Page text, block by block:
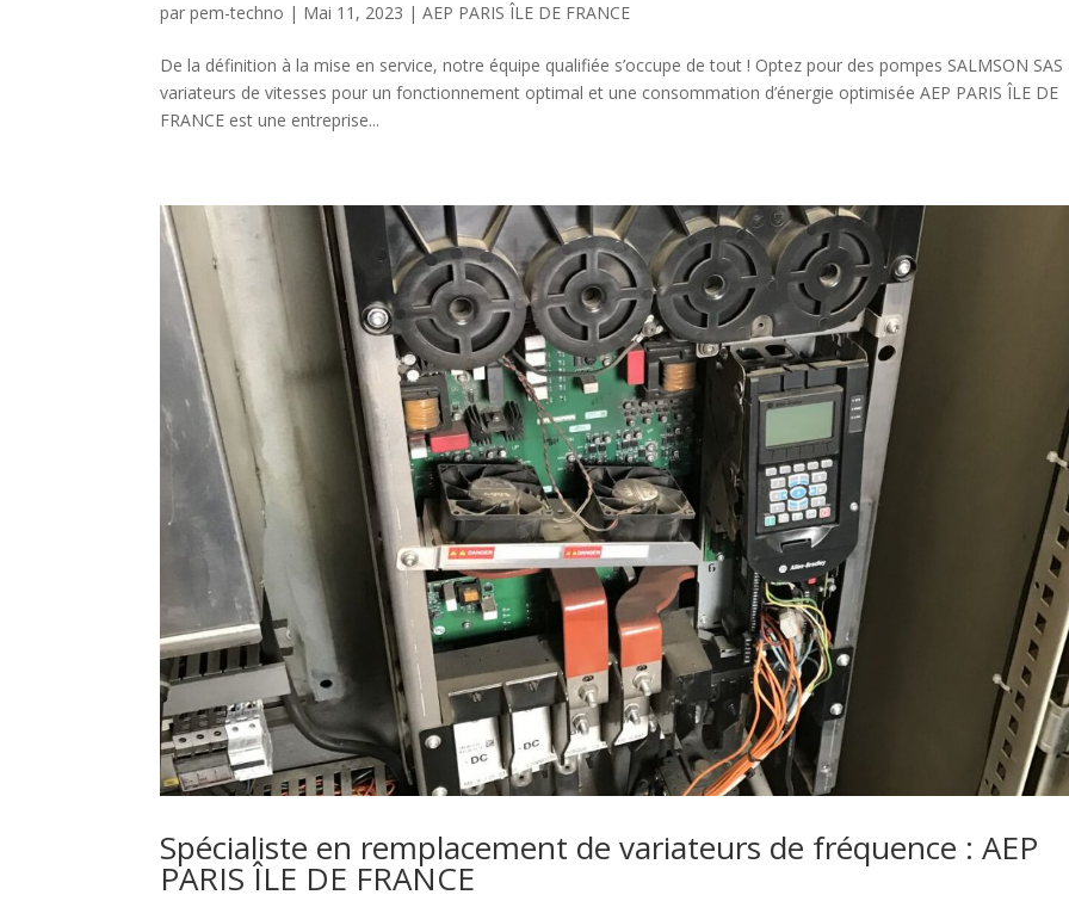
parpem-techno | Mai 11, 2023 |AEP PARIS ÎLE DE FRANCE
De la définition à la mise en service, notre équipe qualifiée s’occupe de tout ! Optez pour des pompes SALMSON SAS
variateurs de vitesses pour un fonctionnement optimal et une consommation d’énergie optimisée AEP PARIS ÎLE DE
FRANCE est une entreprise...
Spécialiste en remplacement de variateurs de fréquence : AEP
PARIS ÎLE DE FRANCE